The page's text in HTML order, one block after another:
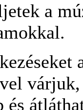
a
várjuk,
és